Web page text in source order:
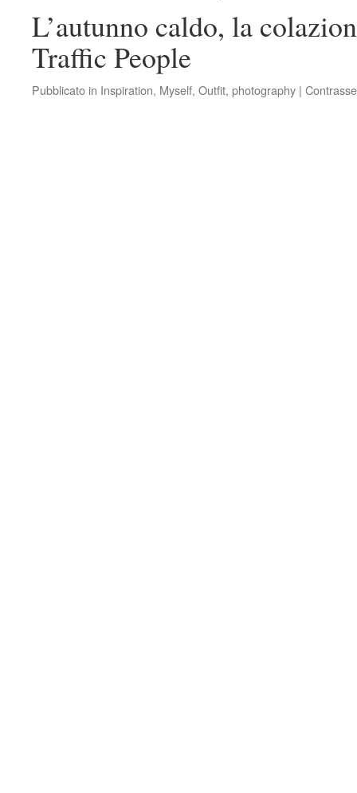
L’autunno caldo, la
Traffic People
Pubblicato in Inspiration, Myself, Outfit, photography |